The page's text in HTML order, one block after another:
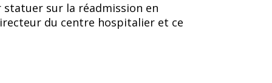
statuer sur la réadmission en
du centre hospitalier et ce